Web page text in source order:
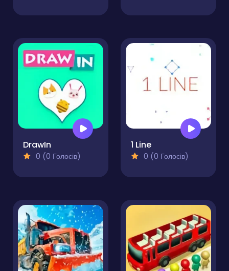
DrawIn
0 (0 Голосів)
1 Line
0 (0 Голосів)